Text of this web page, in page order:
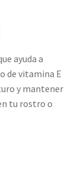
ayuda a
de vitamina E
y mantener
tu rostro o